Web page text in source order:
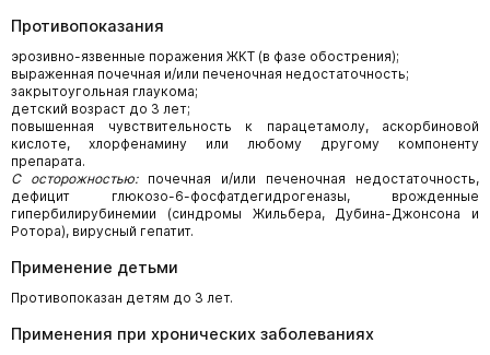
Противопоказания
эрозивно-язвенные поражения ЖКТ (в фазе обострения);
выраженная почечная и/или печеночная недостаточность;
закрытоугольная глаукома;
детский возраст до 3 лет;
повышенная чувствительность к парацетамолу, аскорбиновой
кислоте, хлорфенамину или любому другому компоненту
препарата.
С осторожностью:почечная и/или печеночная недостаточность,
дефицит глюкозо-6-фосфатдегидрогеназы, врожденные
гипербилирубинемии (синдромы Жильбера, Дубина-Джонсона и
Ротора), вирусный гепатит.
Применение детьми
Противопоказан детям до 3 лет.
Применения при хронических заболеваниях